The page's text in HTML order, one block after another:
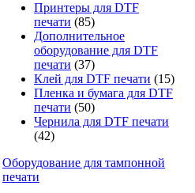
Принтеры для DTF
печати (85)
Дополнительное
оборудование для DTF
печати (37)
Клей для DTF печати (15)
Пленка и бумага для DTF
печати (50)
Чернила для DTF печати
(42)
Оборудование для тампонной
печати